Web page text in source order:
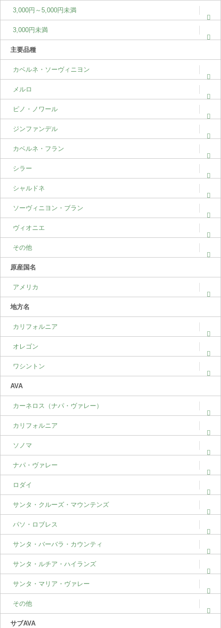
3,000円～5,000円未満
3,000円未満
主要品種
カベルネ・ソーヴィニヨン
メルロ
ピノ・ノワール
ジンファンデル
カベルネ・フラン
シラー
シャルドネ
ソーヴィニヨン・ブラン
ヴィオニエ
その他
原産国名
アメリカ
地方名
カリフォルニア
オレゴン
ワシントン
AVA
カーネロス（ナパ・ヴァレー）
カリフォルニア
ソノマ
ナパ・ヴァレー
ロダイ
サンタ・クルーズ・マウンテンズ
パソ・ロブレス
サンタ・バーバラ・カウンティ
サンタ・ルチア・ハイランズ
サンタ・マリア・ヴァレー
その他
サブAVA